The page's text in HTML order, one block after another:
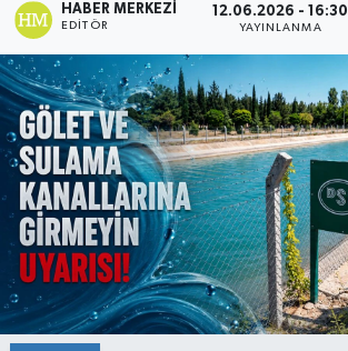
HABER MERKEZI
EDITÖR
12.06.2026 - 16:30
YAYINLANMA
KARLIOVA
KİĞI
MERKEZ
RESMİ İLANLAR
SAĞLIK
SİYASET
Haber Arşivi